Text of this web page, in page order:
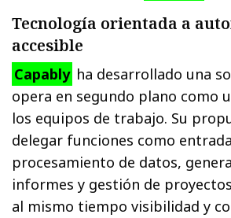
Tecnología orientada a
accesible
Capably ha desarrollado una
opera en segundo plano como
los equipos de trabajo. Su
delegar funciones como
procesamiento de datos,
informes y gestión de
al mismo tiempo visibilidad y